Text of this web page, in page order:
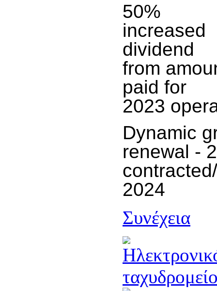
50%
increased
dividend
from
paid for
2023
Dynamic
renewal -
2024
Συνέχεια